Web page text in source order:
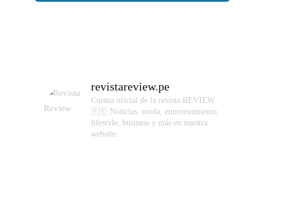
revistareview.pe
Cuenta oficial de la revista REVIEW
🇵🇪 Noticias, moda, entretenimiento,
lifestyle, business y más en nuestra
website.